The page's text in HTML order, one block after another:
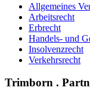
Allgemeines
Arbeitsrecht
Erbrecht
Handels- und
Insolvenzrecht
Verkehrsrecht
Trimborn .